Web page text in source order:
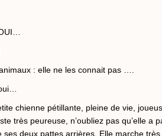
: elle ne les connait pas ….
chienne pétillante, pleine de vie,
très peureuse, n’oubliez pas qu’elle a
deux pattes arrières. Elle marche très